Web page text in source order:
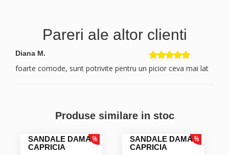
Pareri ale altor clienti
Diana M.
foarte comode, sunt potrivite pentru un picior ceva mai lat
Produse similare in stoc
SANDALE DAMA
CAPRICIA
SANDALE DAMA
CAPRICIA